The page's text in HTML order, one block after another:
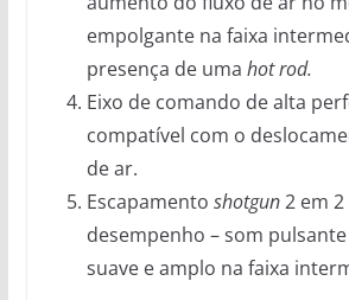
empolgante na faixa
presença de uma hot rod.
Eixo de comando de alta
compatível com o
de ar.
Escapamento shotgun2 em 2
desempenho – som
suave e amplo na faixa